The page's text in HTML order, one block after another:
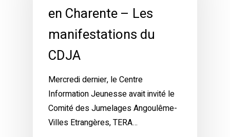
en Charente – Les
manifestations du
CDJA
Mercredi dernier, le Centre
Information Jeunesse avait invité le
Comité des Jumelages Angoulême-
Villes Etrangères, TERA…